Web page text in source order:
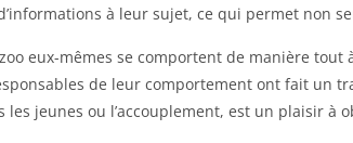
à leur sujet, ce qui permet non
eux-mêmes se comportent de manière
de leur comportement ont fait un
les jeunes ou l’accouplement, est un plaisir à